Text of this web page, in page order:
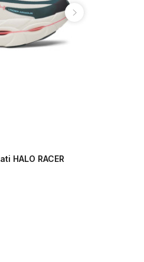
HALO RACER